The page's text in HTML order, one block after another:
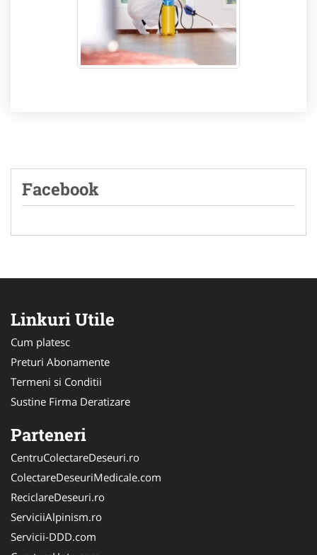
Facebook
Linkuri Utile
Cum platesc
Preturi Abonamente
Termeni si Conditii
Sustine Firma Deratizare
Parteneri
CentruColectareDeseuri.ro
ColectareDeseuriMedicale.com
ReciclareDeseuri.ro
ServiciiAlpinism.ro
Servicii-DDD.com